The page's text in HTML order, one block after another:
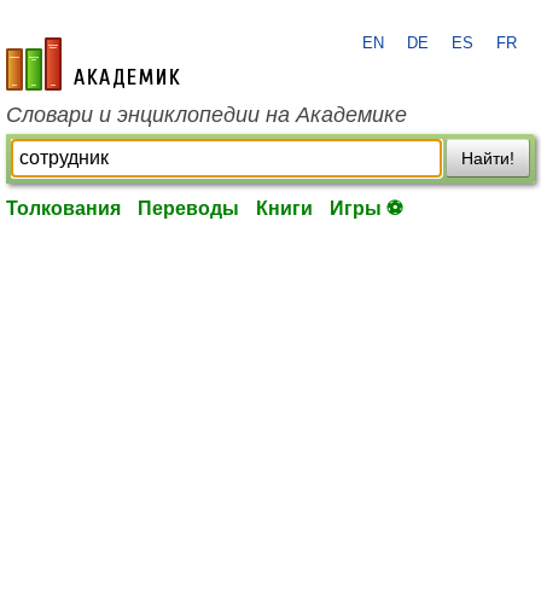
academic.ru
EN DE ES FR
Словари и энциклопедии на Академике
Найти!
Толкования Переводы Книги Игры ⚽